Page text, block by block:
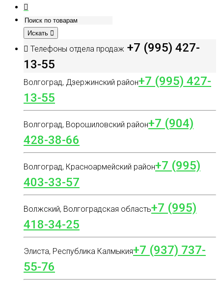
Искать
Телефоны отдела продаж +7 (995) 427-
13-55
Волгоград, Дзержинский район+7 (995) 427-
13-55
Волгоград, Ворошиловский район+7 (904)
428-38-66
Волгоград, Красноармейский район+7 (995)
403-33-57
Волжский, Волгоградская область+7 (995)
418-34-25
Элиста, Республика Калмыкия+7 (937) 737-
55-76